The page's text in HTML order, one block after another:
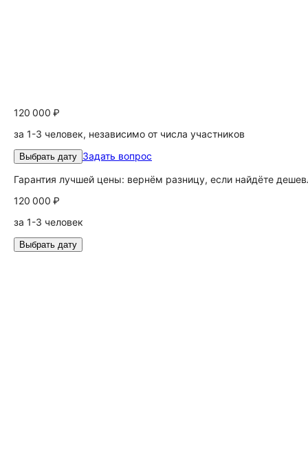
120 000 ₽
за 1-3 человек, независимо от числа участников
Выбрать дату Задать вопрос
Гарантия лучшей цены: вернём разницу, если найдёте
120 000 ₽
за 1-3 человек
Выбрать дату